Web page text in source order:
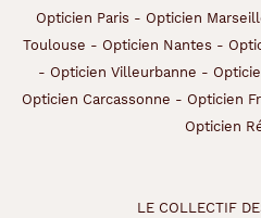
Opticien Paris - Opticien
Toulouse - Opticien Nantes -
- Opticien Villeurbanne -
Opticien Carcassonne - Opticien
Opticien
LE COLLECTIF